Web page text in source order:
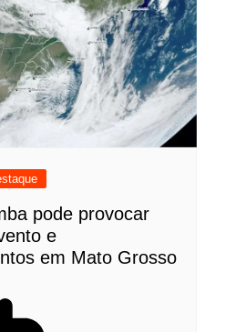
pode provocar
e
em Mato Grosso